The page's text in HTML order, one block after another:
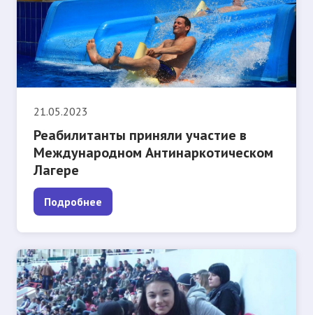
21.05.2023
Реабилитанты приняли участие в
Международном Антинаркотическом
Лагере
Подробнее